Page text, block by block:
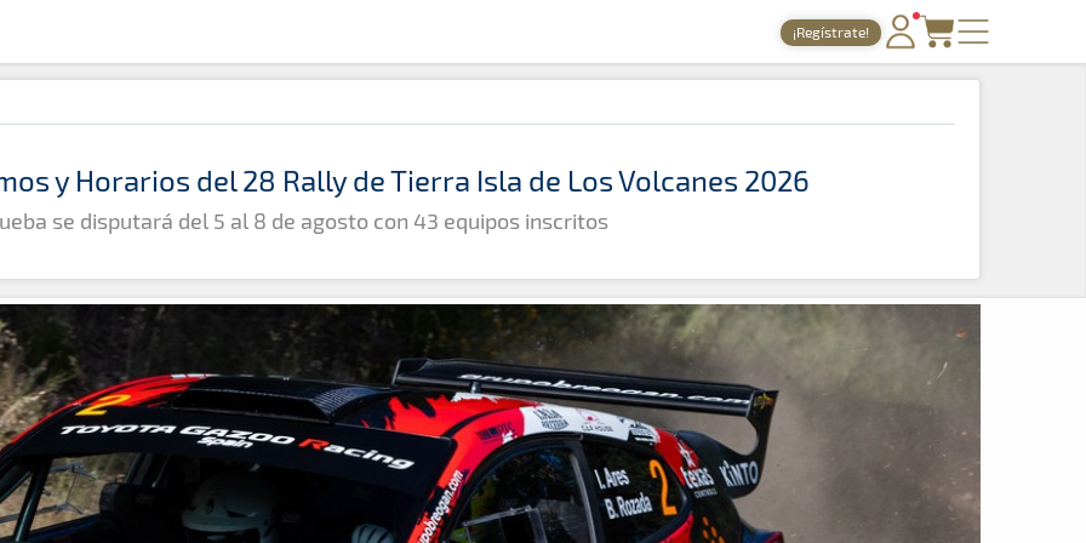
¡Regístrate!
PORTADA
TIEMPOS ONLINE
GALERÍAS
ARCHIVO
y Horarios del 28 Rally de Tierra Isla de Los Volcanes 2026
se disputará del 5 al 8 de agosto con 43 equipos inscritos